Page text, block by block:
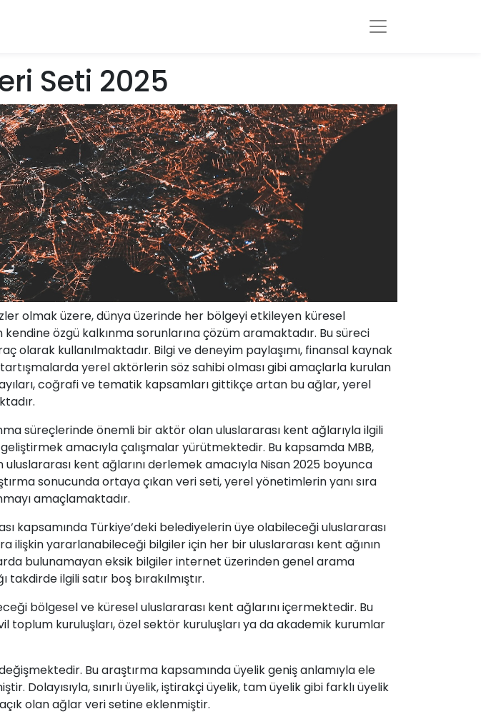
Seti 2025
olmak üzere, dünya üzerinde her bölgeyi etkileyen küresel
özgü kalkınma sorunlarına çözüm aramaktadır. Bu süreci
olarak kullanılmaktadır. Bilgi ve deneyim paylaşımı, finansal kaynak
yerel aktörlerin söz sahibi olması gibi amaçlarla kurulan
coğrafi ve tematik kapsamları gittikçe artan bu ağlar, yerel
süreçlerinde önemli bir aktör olan uluslararası kent ağlarıyla ilgili
amacıyla çalışmalar yürütmektedir. Bu kapsamda MBB,
kent ağlarını derlemek amacıyla Nisan 2025 boyunca
sonucunda ortaya çıkan veri seti, yerel yönetimlerin yanı sıra
amaçlamaktadır.
kapsamında Türkiye’deki belediyelerin üye olabileceği uluslararası
yararlanabileceği bilgiler için her bir uluslararası kent ağının
bulunamayan eksik bilgiler internet üzerinden genel arama
ilgili satır boş bırakılmıştır.
bölgesel ve küresel uluslararası kent ağlarını içermektedir. Bu
toplum kuruluşları, özel sektör kuruluşları ya da akademik kurumlar
Bu araştırma kapsamında üyelik geniş anlamıyla ele
Dolayısıyla, sınırlı üyelik, iştirakçi üyelik, tam üyelik gibi farklı üyelik
olan ağlar veri setine eklenmiştir.